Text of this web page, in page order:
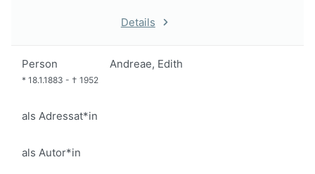
Details
Person Andreae, Edith
* 18.1.1883 - † 1952
als Adressat*in
als Autor*in